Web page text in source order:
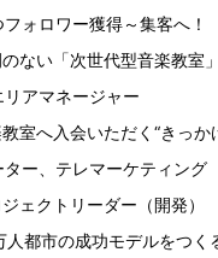
ォロワー獲得～集客へ！
ない「次世代型音楽教室
アマネージャー
室へ入会いただく“きっか
ー、テレマーケティング
ェクトリーダー（開発）
人都市の成功モデルをつく